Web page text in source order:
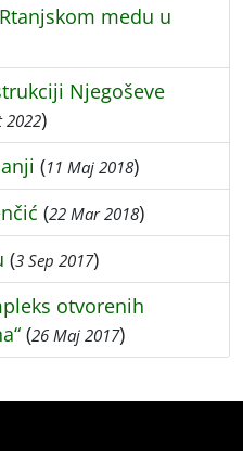
medu u
Njegoševe
2022)
(11 Maj 2018)
(22 Mar 2018)
(3 Sep 2017)
otvorenih
(26 Maj 2017)